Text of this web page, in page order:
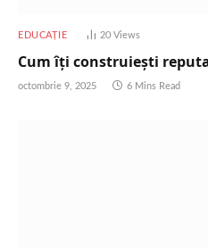
EDUCAȚIE 20Views
Cum îți construiești
octombrie 9, 2025 6 Mins Read